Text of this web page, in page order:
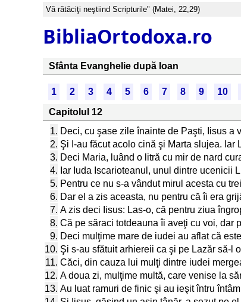
Vă rătăciţi neştiind Scripturile" (Matei, 22,29)
BibliaOrtodoxa.ro
Sfânta Evanghelie după Ioan
1 2 3 4 5 6 7 8 9 10
Capitolul 12
1. Deci, cu şase zile înainte de Paşti, Iisus a
2. Şi I-au făcut acolo cină şi Marta slujea.
3. Deci Maria, luând o litră cu mir de nard
4. Iar Iuda Iscarioteanul, unul dintre ucenicii
5. Pentru ce nu s-a vândut mirul acesta cu
6. Dar el a zis aceasta, nu pentru că îi era
7. A zis deci Iisus: Las-o, că pentru ziua
8. Că pe săraci totdeauna îi aveţi cu voi, dar
9. Deci mulţime mare de iudei au aflat că
10. Şi s-au sfătuit arhiereii ca şi pe Lazăr să-l
11. Căci, din cauza lui mulţi dintre iudei
12. A doua zi, mulţime multă, care venise la
13. Au luat ramuri de finic şi au ieşit întru